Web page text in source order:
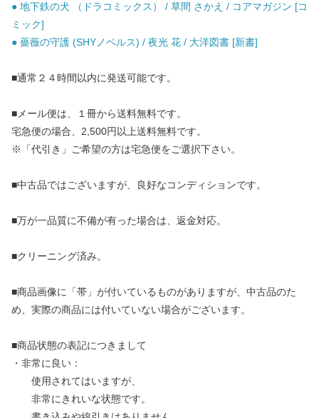
● 地下鉄の犬 （ドラコミックス） / 草間 さかえ / コアマガジン [コ
ミック]
● 薔薇の守護 (SHYノベルス) / 夜光 花 / 大洋図書 [新書]
■通常２４時間以内に発送可能です。
■メール便は、１冊から送料無料です。
宅急便の場合、2,500円以上送料無料です。
※「代引き」ご希望の方は宅急便をご選択下さい。
■中古品ではございますが、良好なコンディションです。
■万が一品質に不備が有った場合は、返金対応。
■クリーニング済み。
■商品画像に「帯」が付いているものがありますが、中古品のた
め、実際の商品には付いていない場合がございます。
■商品状態の表記につきまして
・非常に良い：
使用されてはいますが、
非常にきれいな状態です。